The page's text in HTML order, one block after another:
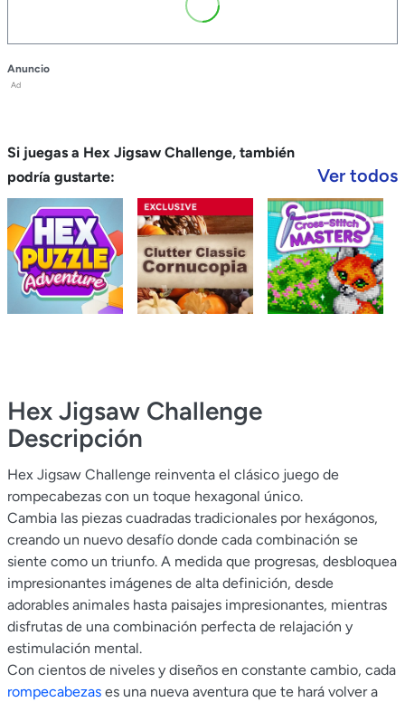
Anuncio
Ad
Si juegas a Hex Jigsaw Challenge, también
podría gustarte:
Ver todos
Hex Jigsaw Challenge
Descripción
Hex Jigsaw Challenge reinventa el clásico juego de
rompecabezas con un toque hexagonal único.
Cambia las piezas cuadradas tradicionales por hexágonos,
creando un nuevo desafío donde cada combinación se
siente como un triunfo. A medida que progresas, desbloquea
impresionantes imágenes de alta definición, desde
adorables animales hasta paisajes impresionantes, mientras
disfrutas de una combinación perfecta de relajación y
estimulación mental.
Con cientos de niveles y diseños en constante cambio, cada
rompecabezas es una nueva aventura que te hará volver a